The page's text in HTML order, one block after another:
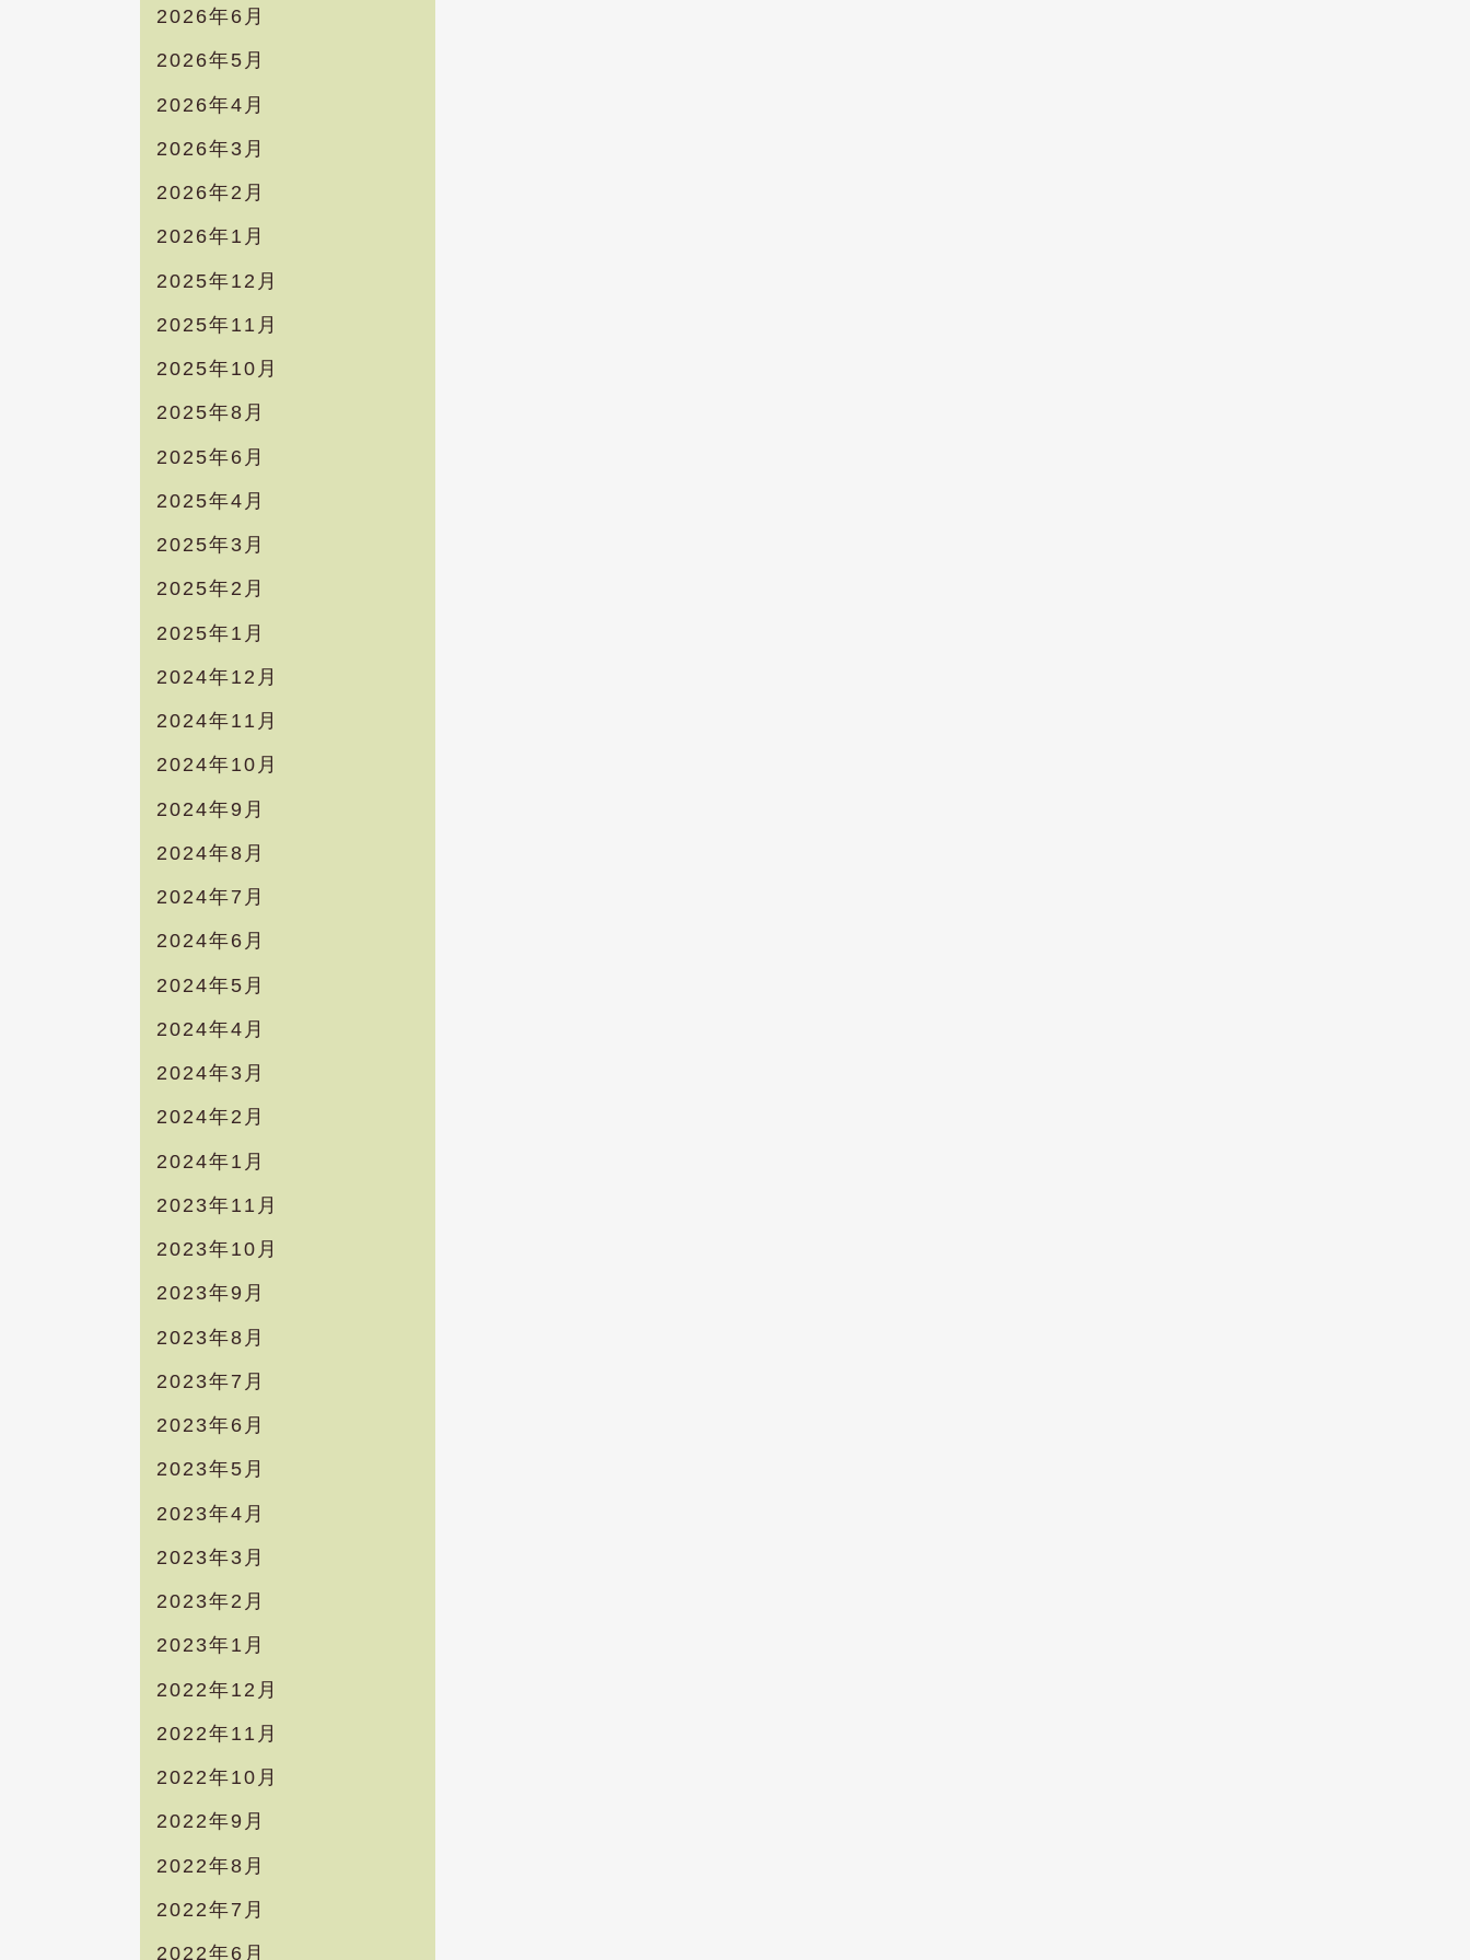
2026年6月
2026年5月
2026年4月
2026年3月
2026年2月
2026年1月
2025年12月
2025年11月
2025年10月
2025年8月
2025年6月
2025年4月
2025年3月
2025年2月
2025年1月
2024年12月
2024年11月
2024年10月
2024年9月
2024年8月
2024年7月
2024年6月
2024年5月
2024年4月
2024年3月
2024年2月
2024年1月
2023年11月
2023年10月
2023年9月
2023年8月
2023年7月
2023年6月
2023年5月
2023年4月
2023年3月
2023年2月
2023年1月
2022年12月
2022年11月
2022年10月
2022年9月
2022年8月
2022年7月
2022年6月